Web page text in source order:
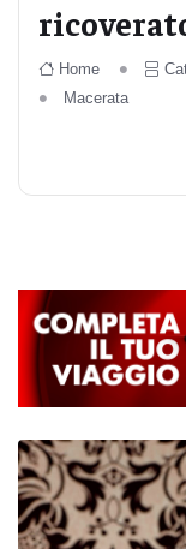
Home
Macerata